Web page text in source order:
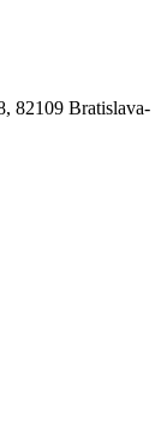
82109 Bratislava-